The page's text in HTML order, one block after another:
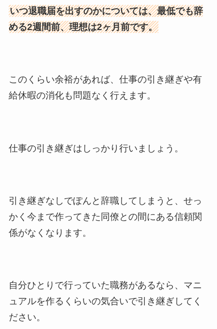
いつ退職届を出すのかについては、最低でも辞
める2週間前、理想は2ヶ月前です。
このくらい余裕があれば、仕事の引き継ぎや有
給休暇の消化も問題なく行えます。
仕事の引き継ぎはしっかり行いましょう。
引き継ぎなしでぽんと辞職してしまうと、せっ
かく今まで作ってきた同僚との間にある信頼関
係がなくなります。
自分ひとりで行っていた職務があるなら、マニ
ュアルを作るくらいの気合いで引き継ぎしてく
ださい。